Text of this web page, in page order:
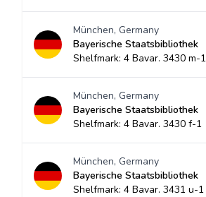
München, Germany
Bayerische Staatsbibliothek
Shelfmark: 4 Bavar. 3430 m-1
München, Germany
Bayerische Staatsbibliothek
Shelfmark: 4 Bavar. 3430 f-1
München, Germany
Bayerische Staatsbibliothek
Shelfmark: 4 Bavar. 3431 u-1